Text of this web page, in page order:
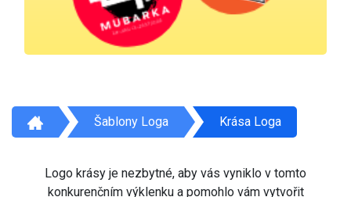
Šablony Loga Krása Loga
Logo krásy je nezbytné, aby vás vyniklo v tomto
konkurenčním výklenku a pomohlo vám vytvořit